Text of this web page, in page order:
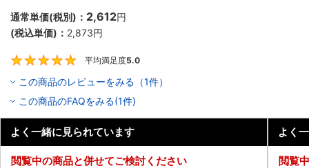
通常単価(税別)： 2,612円
(税込単価)： 2,873円
平均満足度5.0
この商品のレビューをみる（1件）
この商品のFAQをみる(1件)
よく一緒に見られています
閲覧中の商品と併せてご検討ください
よく
閲覧